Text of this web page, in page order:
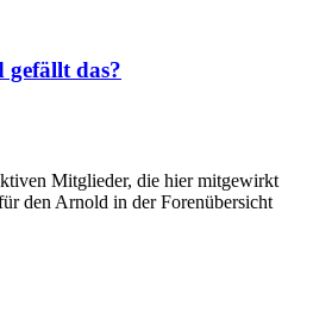
gefällt das?
Mitglieder, die hier mitgewirkt
den Arnold in der Forenübersicht